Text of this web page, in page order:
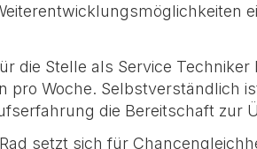
die Stelle als Service
pro Woche. Selbstverständlich
die Bereitschaft zur
setzt sich für